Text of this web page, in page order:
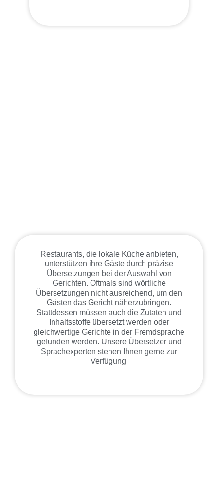
Restaurants, die lokale Küche anbieten,
unterstützen ihre Gäste durch präzise
Übersetzungen bei der Auswahl von
Gerichten. Oftmals sind wörtliche
Übersetzungen nicht ausreichend, um den
Gästen das Gericht näherzubringen.
Stattdessen müssen auch die Zutaten und
Inhaltsstoffe übersetzt werden oder
gleichwertige Gerichte in der Fremdsprache
gefunden werden. Unsere Übersetzer und
Sprachexperten stehen Ihnen gerne zur
Verfügung.